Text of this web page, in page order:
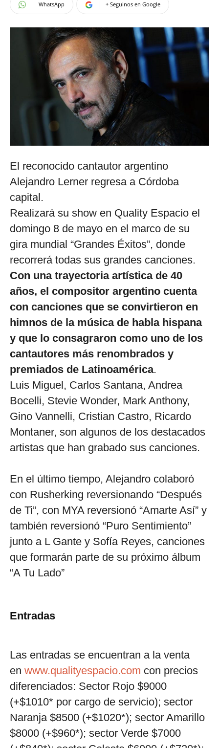
WhatsApp + Seguinos en Google
El reconocido cantautor argentino
Alejandro Lerner regresa a Córdoba
capital.
Realizará su show en Quality Espacio el
domingo 8 de mayo en el marco de su
gira mundial “Grandes Éxitos”, donde
recorrerá todas sus grandes canciones.
Con una trayectoria artística de 40
años, el compositor argentino cuenta
con canciones que se convirtieron en
himnos de la música de habla hispana
y que lo consagraron como uno de los
cantautores más renombrados y
premiados de Latinoamérica.
Luis Miguel, Carlos Santana, Andrea
Bocelli, Stevie Wonder, Mark Anthony,
Gino Vannelli, Cristian Castro, Ricardo
Montaner, son algunos de los destacados
artistas que han grabado sus canciones.
En el último tiempo, Alejandro colaboró
con Rusherking reversionando “Después
de Ti”, con MYA reversionó “Amarte Así” y
también reversionó “Puro Sentimiento”
junto a L Gante y Sofía Reyes, canciones
que formarán parte de su próximo álbum
“A Tu Lado”
Entradas
Las entradas se encuentran a la venta
en www.qualityespacio.com con precios
diferenciados: Sector Rojo $9000
(+$1010* por cargo de servicio); sector
Naranja $8500 (+$1020*); sector Amarillo
$8000 (+$960*); sector Verde $7000